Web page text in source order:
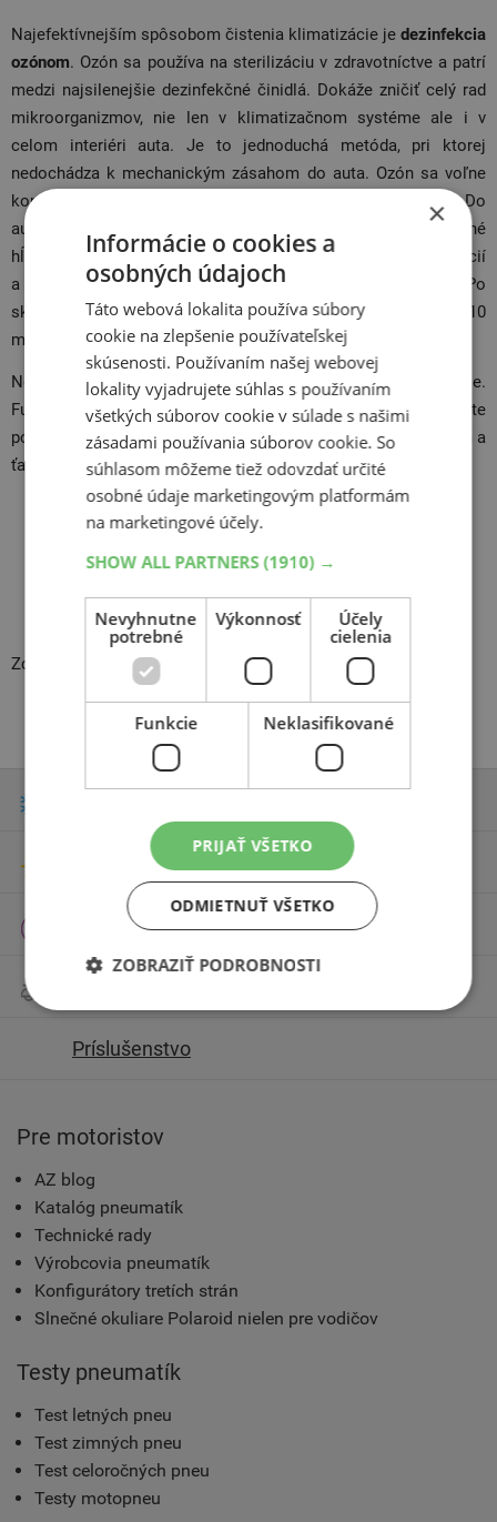
Najefektívnejším spôsobom čistenia klimatizácie je dezinfekcia
ozónom. Ozón sa používa na sterilizáciu v zdravotníctve a patrí
medzi najsilenejšie dezinfekčné činidlá. Dokáže zničiť celý rad
mikroorganizmov, nie len v klimatizačnom systéme ale i v
celom interiéri auta. Je to jednoduchá metóda, pri ktorej
nedochádza k mechanickým zásahom do auta. Ozón sa voľne
koncentruje v interiéri vozidla, čím ho dezinfikuje do hĺbky. Do
auta sa vloží špeciálne zariadenie, ktoré vyvíja ozón. Samotné
hĺbkové čistenie je pri spustenom motore, zapnutej klimatizácií
a zatvorených oknách. Celý proces trvá približne 30 minút. Po
skončení procedúry stačí auto poriadne vyvetrať približne 10
minút.
Nepodceňujte pravidelnú výmenu a čistenie klimatizácie.
Funkčná klimatizácia nie len zabráni stúpaniu teploty v aute
počas zápchy, ale môžeúčinne predchádzať rôznym chorobám
a
ťažkostiam.
Navštívte autoservis v Bratislave
Zdroj fotografií: Depositphotos
Letné pneumatiky
Celoročné pneumatiky
Príslušenstvo
Pre motoristov
AZ blog
Katalóg pneumatík
Technické rady
Výrobcovia pneumatík
Konfigurátory tretích strán
Slnečné okuliare Polaroid nielen pre vodičov
Testy pneumatík
Test letných pneu
Test zimných pneu
Test celoročných pneu
Testy motopneu
×
Informácie o cookies a
osobných údajoch
Táto webová lokalita používa súbory
cookie na zlepšenie používateľskej
skúsenosti. Používaním našej webovej
lokality vyjadrujete súhlas s používaním
všetkých súborov cookie v súlade s našimi
zásadami používania súborov cookie. So
súhlasom môžeme tiež odovzdať určité
osobné údaje marketingovým platformám
na marketingové účely.
SHOW ALL PARTNERS(1910) →
Nevyhnutne
potrebné
Výkonnosť
Účely
cielenia
Funkcie Neklasifikované
PRIJAŤ VŠETKO
ODMIETNUŤ VŠETKO
ZOBRAZIŤ PODROBNOSTI